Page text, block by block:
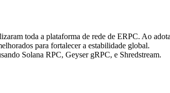
toda a plataforma de rede de ERPC. Ao
para fortalecer a estabilidade global.
Solana RPC, Geyser gRPC, e Shredstream.